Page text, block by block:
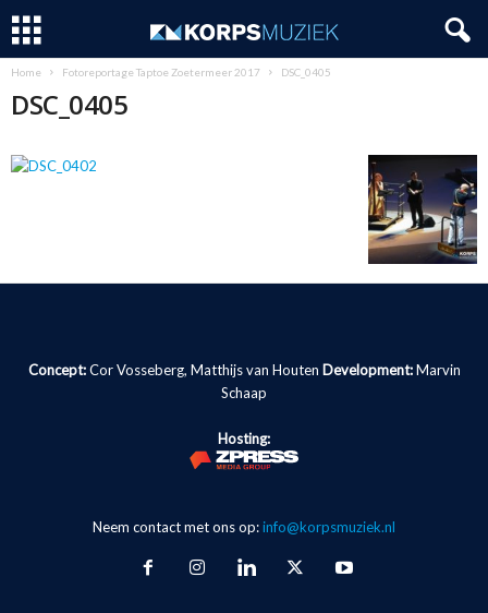
Home Fotoreportage Taptoe Zoetermeer 2017 DSC_0405
DSC_0405
Concept:Cor Vosseberg, Matthijs van Houten Development: Marvin
Schaap
Hosting:
Neem contact met ons op:info@korpsmuziek.nl